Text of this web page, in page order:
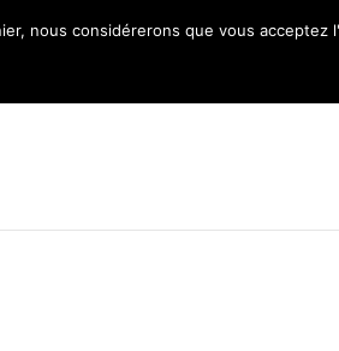
nous considérerons que vous acceptez